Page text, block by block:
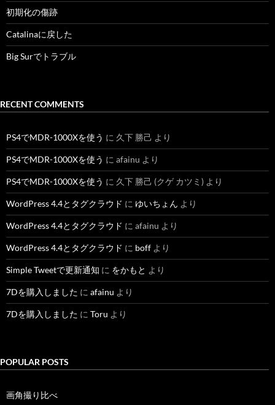
初期化の傷跡
Catalinaに戻した
Big Surでトラブル
RECENT COMMENTS
PS4でMDR-1000Xを使う に 久下 勝己 より
PS4でMDR-1000Xを使う に afainu より
PS4でMDR-1000Xを使う に 久下 勝己 (クゲ カツミ) より
WordPress 4.4とタグクラウド に ゆいちょん より
WordPress 4.4とタグクラウド に afainu より
WordPress 4.4とタグクラウド に boff より
Simple Tweetで更新通知 に をかもと より
7Dを購入しました に afainu より
7Dを購入しました に Toru より
POPULAR POSTS
画角撮り比べ